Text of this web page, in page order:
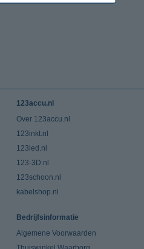
123accu.nl
Over 123accu.nl
123inkt.nl
123led.nl
123-3D.nl
123schoon.nl
kabelshop.nl
Bedrijfsinformatie
Algemene Voorwaarden